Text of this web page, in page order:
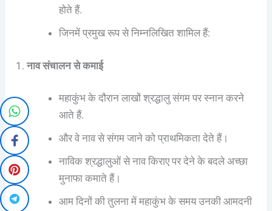
होते हैं.
जिनमें प्रमुख रूप से निम्नलिखित शामिल हैं:
1.नाव संचालन से कमाई
महाकुंभ के दौरान लाखों श्रद्धालु संगम पर स्नान करने
आते हैं.
और वे नाव से संगम जाने को प्राथमिकता देते हैं।
नाविक श्रद्धालुओं से नाव किराए पर देने के बदले अच्छा
मुनाफा कमाते हैं।
आम दिनों की तुलना में महाकुंभ के समय उनकी आमदनी